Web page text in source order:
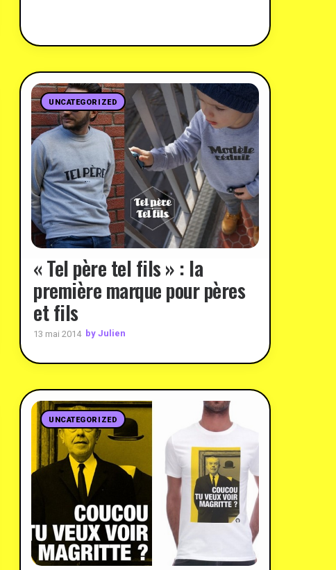
UNCATEGORIZED
« Tel père tel fils » : la
première marque pour pères
et fils
13 mai 2014 by Julien
UNCATEGORIZED